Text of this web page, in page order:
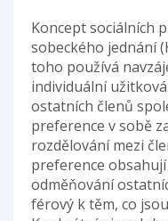
Koncept sociálních
sobeckého jednání
toho používá
individuální
ostatních členů
preference v sobě
rozdělování mezi
preference
odměňování
férový k těm, co